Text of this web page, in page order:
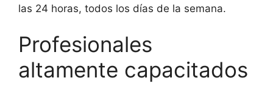
las 24 horas, todos los días de la semana.
Profesionales
altamente capacitados